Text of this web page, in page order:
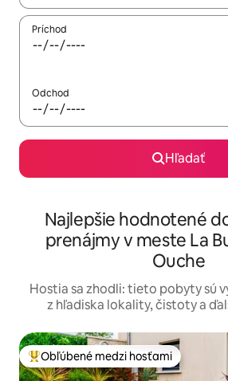
Príchod
Odchod
Hľadať
Najlepšie hodnotené
prenájmy v meste La
Ouche
Hostia sa zhodli: tieto pobyty sú
z hľadiska lokality, čistoty a
Najobľúbenejšie medzi hosťami
Obľúbené medzi hosťami